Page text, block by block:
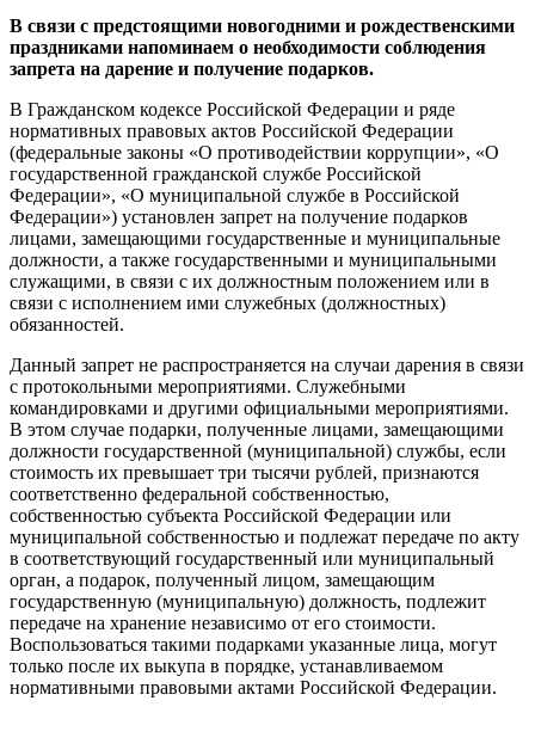
В связи с предстоящими новогодними и рождественскими
праздниками напоминаем о необходимости соблюдения
запрета на дарение и получение подарков.
В Гражданском кодексе Российской Федерации и ряде
нормативных правовых актов Российской Федерации
(федеральные законы «О противодействии коррупции», «О
государственной гражданской службе Российской
Федерации», «О муниципальной службе в Российской
Федерации») установлен запрет на получение подарков
лицами, замещающими государственные и муниципальные
должности, а также государственными и муниципальными
служащими, в связи с их должностным положением или в
связи с исполнением ими служебных (должностных)
обязанностей.
Данный запрет не распространяется на случаи дарения в связи
с протокольными мероприятиями. Служебными
командировками и другими официальными мероприятиями.
В этом случае подарки, полученные лицами, замещающими
должности государственной (муниципальной) службы, если
стоимость их превышает три тысячи рублей, признаются
соответственно федеральной собственностью,
собственностью субъекта Российской Федерации или
муниципальной собственностью и подлежат передаче по акту
в соответствующий государственный или муниципальный
орган, а подарок, полученный лицом, замещающим
государственную (муниципальную) должность, подлежит
передаче на хранение независимо от его стоимости.
Воспользоваться такими подарками указанные лица, могут
только после их выкупа в порядке, устанавливаемом
нормативными правовыми актами Российской Федерации.